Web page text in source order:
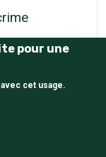
pour une
cet usage.